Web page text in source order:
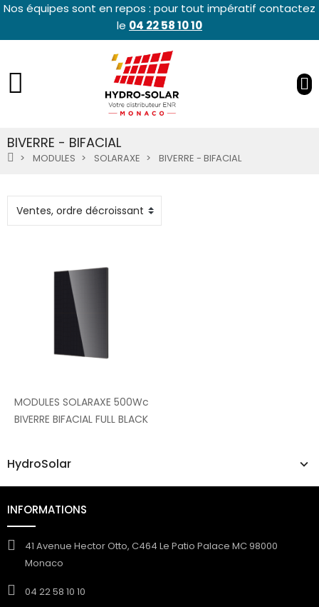
Nos équipes sont en repos : pour tout impératif contactez
le 04 22 58 10 10
BIVERRE - BIFACIAL
MODULES SOLARAXE BIVERRE - BIFACIAL
HydroSolar
MODULES SOLARAXE 500Wc
BIVERRE BIFACIAL FULL BLACK
INFORMATIONS
41 Avenue Hector Otto, C464 Le Patio Palace MC 98000
Monaco
04 22 58 10 10